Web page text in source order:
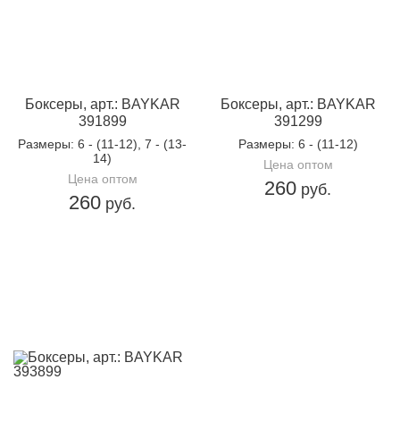
Боксеры, арт.: BAYKAR
391899
Размеры: 6 - (11-12), 7 - (13-
14)
Цена оптом
260 руб.
Боксеры, арт.: BAYKAR
391299
Размеры: 6 - (11-12)
Цена оптом
260 руб.